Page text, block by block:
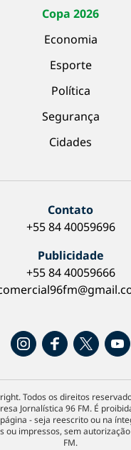
Copa 2026
Economia
Esporte
Política
Segurança
Cidades
Contato
+55 84 40059696
Publicidade
+55 84 40059666
Todos os direitos
Jornalística 96 FM. É
- seja reescrito ou na
ou impressos, sem
FM.